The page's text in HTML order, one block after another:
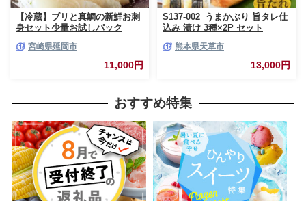
【冷蔵】ブリと真鯛の新鮮お刺
身セット少量お試しパック
宮崎県延岡市
11,000円
S137-002_うまかぶり 旨タレ仕
込み 漬け 3種×2P セット
熊本県天草市
13,000円
おすすめ特集